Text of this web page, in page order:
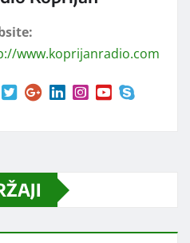
www.koprijanradio.com